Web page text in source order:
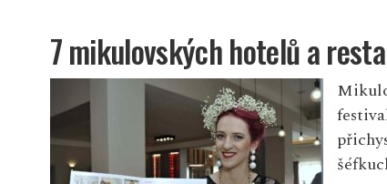
7 mikulovských hotelů a